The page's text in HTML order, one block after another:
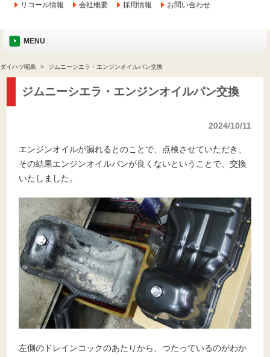
リコール情報 会社概要 採用情報 お問い合わせ
MENU
ダイハツ昭島 ジムニーシエラ・エンジンオイルパン交換
ジムニーシエラ・エンジンオイルパン交換
2024/10/11
エンジンオイルが漏れるとのことで、点検させていただき、
その結果エンジンオイルパンが良くないということで、交換
いたしました。
左側のドレインコックのあたりから、つたっているのがわか